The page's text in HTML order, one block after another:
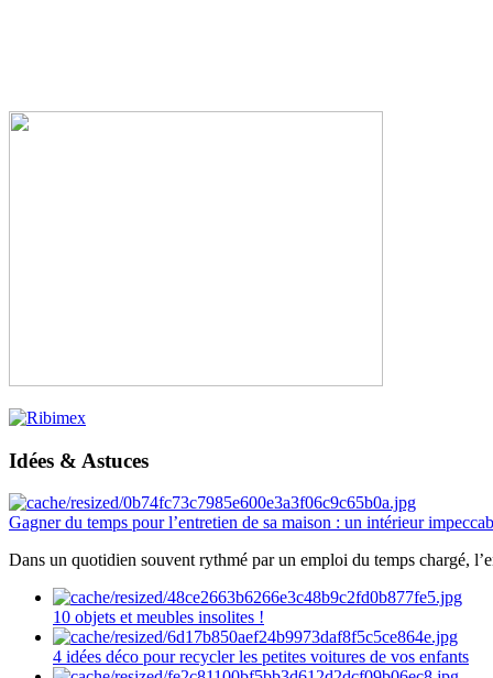
Idées & Astuces
Gagner du temps pour l’entretien de sa maison : un intérieur
Dans un quotidien souvent rythmé par un emploi du temps chargé,
10 objets et meubles insolites !
4 idées déco pour recycler les petites voitures de vos enfants